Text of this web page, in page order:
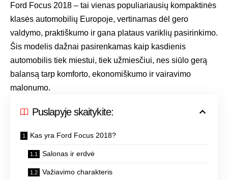
Ford Focus 2018 – tai vienas populiariausių kompaktinės
klasės automobilių Europoje, vertinamas dėl gero
valdymo, praktiškumo ir gana plataus variklių pasirinkimo.
Šis modelis dažnai pasirenkamas kaip kasdienis
automobilis tiek miestui, tiek užmiesčiui, nes siūlo gerą
balansą tarp komforto, ekonomiškumo ir vairavimo
malonumo.
Puslapyje skaitykite:
Kas yra Ford Focus 2018?
Salonas ir erdvė
Važiavimo charakteris